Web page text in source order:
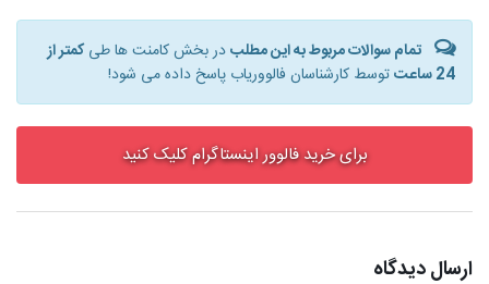
تمام سوالات مربوط به این مطلبدر بخش کامنت ها طیکمتر از
24 ساعت
توسط کارشناسان فالووریاب پاسخ داده می شود!
برای خرید فالوور اینستاگرام کلیک کنید
ارسال دیدگاه